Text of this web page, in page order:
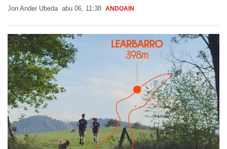
Jon Ander Ubeda abu 06, 11:38 ANDOAIN